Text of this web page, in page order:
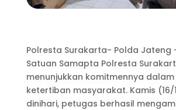
Polresta Surakarta- Polda Jateng
Satuan Samapta Polresta
menunjukkan komitmennya
ketertiban masyarakat. Kamis (16/
dinihari, petugas berhasil